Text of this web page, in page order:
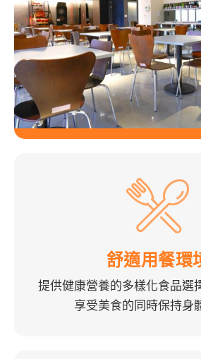
舒適用餐環
提供健康營養的多樣化食品選
享受美食的同時保持身